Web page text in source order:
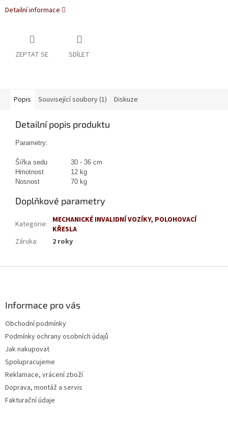
Detailní informace
ZEPTAT SE SDÍLET
Popis Související soubory (1) Diskuze
Detailní popis produktu
Parametry:
Šířka sedu
30 - 36 cm
Hmotnost
12 kg
Nosnost
70 kg
Doplňkové parametry
Kategorie: MECHANICKÉ INVALIDNÍ VOZÍKY, POLOHOVACÍ
KŘESLA
Záruka: 2 roky
Informace pro vás
Obchodní podmínky
Podmínky ochrany osobních údajů
Jak nakupovat
Spolupracujeme
Reklamace, vrácení zboží
Doprava, montáž a servis
Fakturační údaje